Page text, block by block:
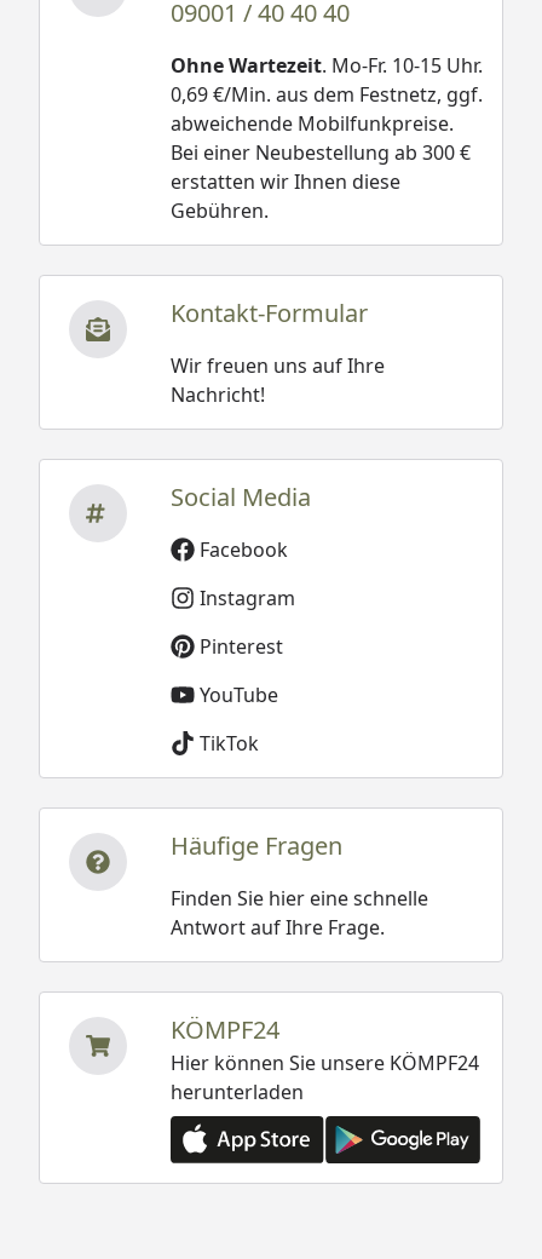
09001 / 40 40 40
Ohne Wartezeit. Mo-Fr. 10-15 Uhr.
0,69 €/Min. aus dem Festnetz, ggf.
abweichende Mobilfunkpreise.
Bei einer Neubestellung ab 300 €
erstatten wir Ihnen diese
Gebühren.
Kontakt-Formular
Wir freuen uns auf Ihre
Nachricht!
Social Media
Facebook
Instagram
Pinterest
YouTube
TikTok
Häufige Fragen
Finden Sie hier eine schnelle
Antwort auf Ihre Frage.
KÖMPF24
Hier können Sie unsere KÖMPF24
herunterladen